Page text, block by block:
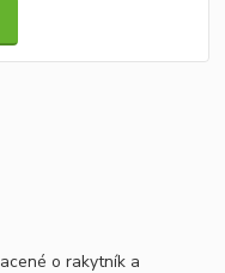
o rakytník a